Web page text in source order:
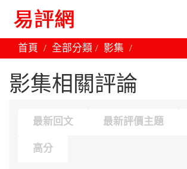
首頁 全部分類 影集
影集相關評論
最新回文 最新評價主題
高分